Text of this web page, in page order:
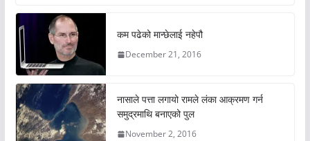
कम पढेको मान्छेलाई नहेपौ
December 21, 2016
नासाले पत्ता लगायो रामले लंका आक्रमण गर्न
समुद्रमाथि बनाएको पुल
November 2, 2016